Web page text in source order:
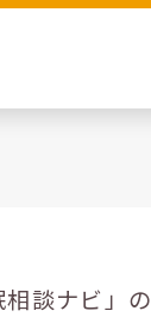
相談ナビ」の